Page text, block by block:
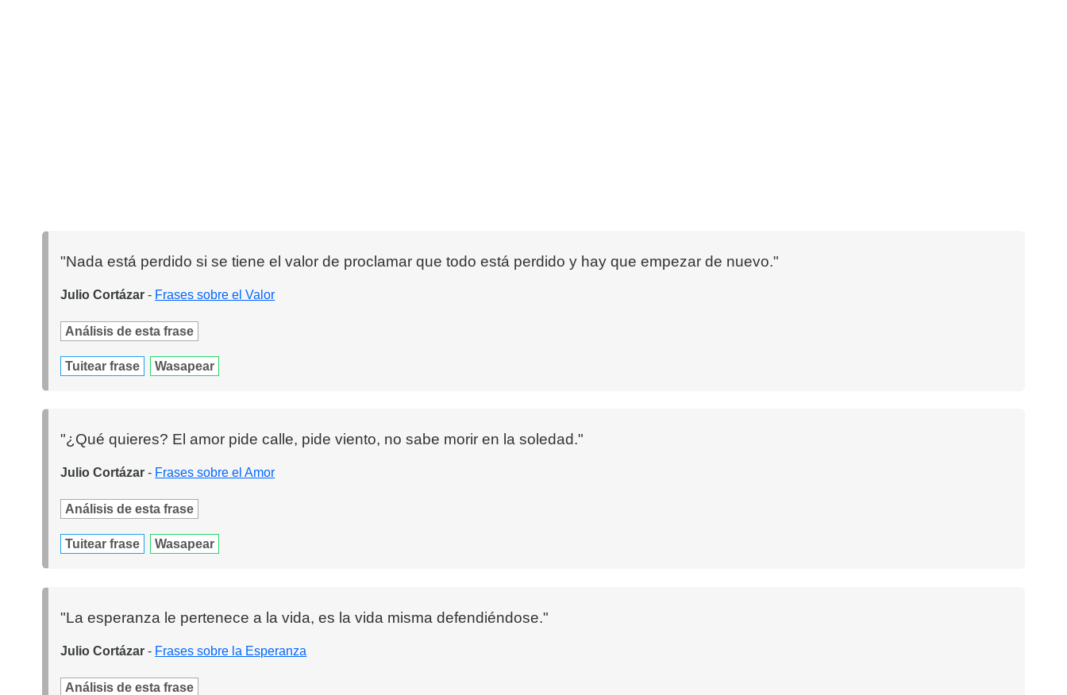
"Nada está perdido si se tiene el valor de proclamar que todo está perdido y hay que empezar de nuevo."
Julio Cortázar - Frases sobre el Valor
Análisis de esta frase
Tuitear frase Wasapear
"¿Qué quieres? El amor pide calle, pide viento, no sabe morir en la soledad."
Julio Cortázar - Frases sobre el Amor
Análisis de esta frase
Tuitear frase Wasapear
"La esperanza le pertenece a la vida, es la vida misma defendiéndose."
Julio Cortázar - Frases sobre la Esperanza
Análisis de esta frase